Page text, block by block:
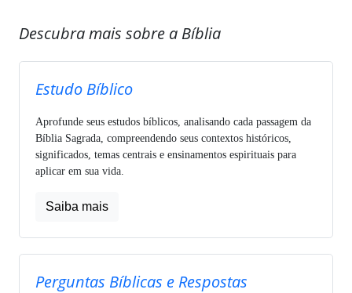
Descubra mais sobre a Bíblia
Estudo Bíblico
Aprofunde seus estudos bíblicos, analisando cada passagem da
Bíblia Sagrada, compreendendo seus contextos históricos,
significados, temas centrais e ensinamentos espirituais para
aplicar em sua vida.
Saiba mais
Perguntas Bíblicas e Respostas